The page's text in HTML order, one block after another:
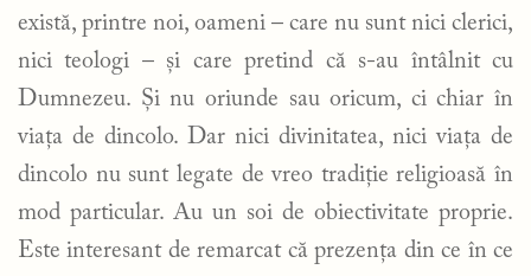
există, printre noi, oameni – care nu sunt nici clerici,
nici teologi – și care pretind că s-au întâlnit cu
Dumnezeu. Și nu oriunde sau oricum, ci chiar în
viața de dincolo. Dar nici divinitatea, nici viața de
dincolo nu sunt legate de vreo tradiție religioasă în
mod particular. Au un soi de obiectivitate proprie.
Este interesant de remarcat că prezența din ce în ce